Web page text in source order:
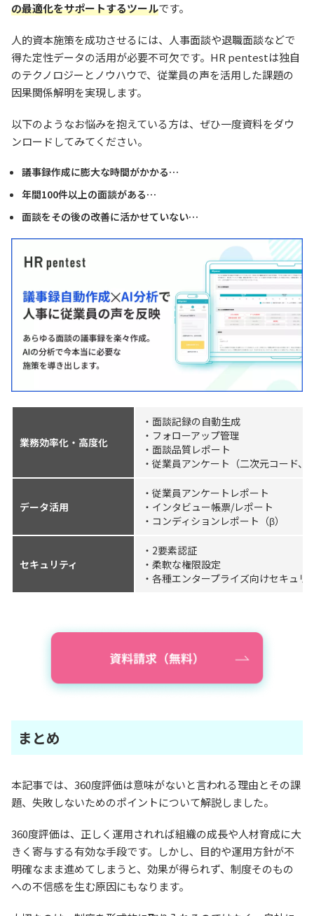
の最適化をサポートするツールです。
人的資本施策を成功させるには、人事面談や退職面談などで
得た定性データの活用が必要不可欠です。HR pentestは独自
のテクノロジーとノウハウで、従業員の声を活用した課題の
因果関係解明を実現します。
以下のようなお悩みを抱えている方は、ぜひ一度資料をダウ
ンロードしてみてください。
議事録作成に膨大な時間がかかる…
年間100件以上の面談がある…
面談をその後の改善に活かせていない…
業務効率化・高度化
・面談記録の自動生成
・フォローアップ管理
・面談品質レポート
・従業員アンケート（二次元コード、
データ活用
・従業員アンケートレポート
・インタビュー帳票/レポート
・コンディションレポート（β）
セキュリティ
・2要素認証
・柔軟な権限設定
・各種エンタープライズ向けセキュリ
まとめ
本記事では、360度評価は意味がないと言われる理由とその課
題、失敗しないためのポイントについて解説しました。
360度評価は、正しく運用されれば組織の成長や人材育成に大
きく寄与する有効な手段です。しかし、目的や運用方針が不
明確なまま進めてしまうと、効果が得られず、制度そのもの
への不信感を生む原因にもなります。